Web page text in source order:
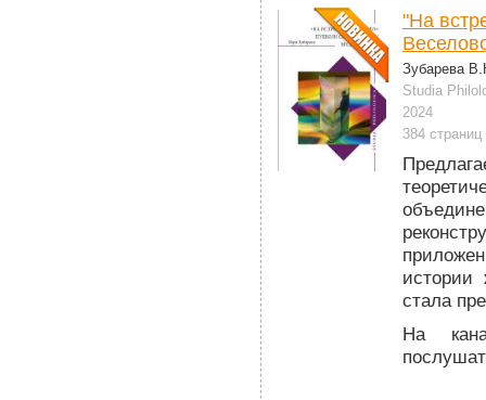
"На
Зубарева
Studia
2024
384 страниц
истории
стала
На